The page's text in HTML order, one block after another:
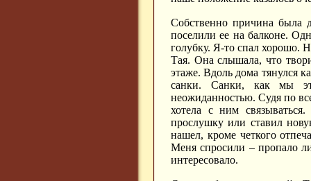
Собственно причина была
поселили ее на балконе.
голубку. Я-то спал хорошо.
Тая. Она слышала, что
этаже. Вдоль дома тянулся
санки. Санки, как мы
неожиданностью. Судя по
хотела с ним
прослушку или ставил
нашел, кроме четкого
Меня спросили – пропало
интересовало.